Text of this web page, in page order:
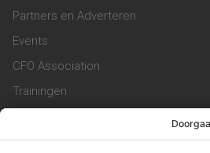
Partners en Adverteren
Events
CFO Association
Trainingen
Vacatures